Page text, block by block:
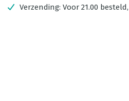
Verzending: Voor 21.00